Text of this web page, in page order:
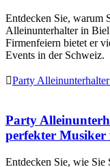
Entdecken Sie, warum
Alleinunterhalter in
Firmenfeiern bietet er
Events in der Schweiz.
Party
Party
perfekter Musiker
Entdecken Sie, wie Sie